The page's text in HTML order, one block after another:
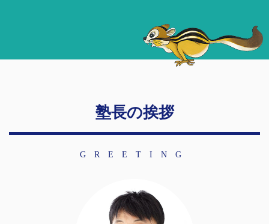
塾長の挨拶
GREETING